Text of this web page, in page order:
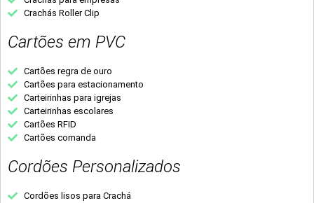
Crachás Roller Clip
Cartões em PVC
Cartões regra de ouro
Cartões para estacionamento
Carteirinhas para igrejas
Carteirinhas escolares
Cartões RFID
Cartões comanda
Cordões Personalizados
Cordões lisos para Crachá